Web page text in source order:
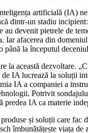
artificială (IA)
dintr-un stadiu
devenit pietrele de
Iar afacerea din
până la începutul
la această dezvoltare.
IA lucrează la soluții
IA a companiei a
Potrivit
predea IA ca materie
și soluții care
îmbunătățește viața de